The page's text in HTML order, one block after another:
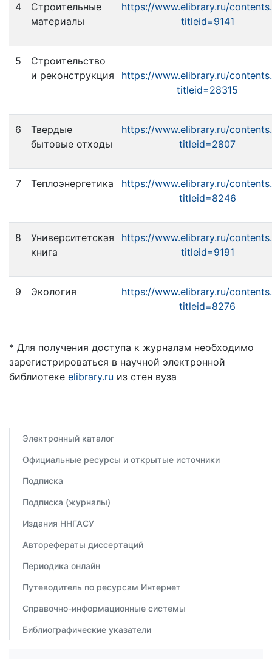
4
Строительные
материалы
https://www.elibrary.ru/
titleid=9141
5
Строительство
и реконструкция
https://www.elibrary.ru/
titleid=28315
6
Твердые
бытовые отходы
https://www.elibrary.ru/
titleid=2807
7 Теплоэнергетика
https://www.elibrary.ru/
titleid=8246
8
Университетская
книга
https://www.elibrary.ru/
titleid=9191
9 Экология
https://www.elibrary.ru/
titleid=8276
* Для получения доступа к журналам необходимо
зарегистрироваться в научной электронной
библиотеке elibrary.ru из стен вуза
Электронный каталог
Официальные ресурсы и открытые источники
Подписка
Подписка (журналы)
Издания ННГАСУ
Авторефераты диссертаций
Периодика онлайн
Путеводитель по ресурсам Интернет
Справочно-информационные системы
Библиографические указатели